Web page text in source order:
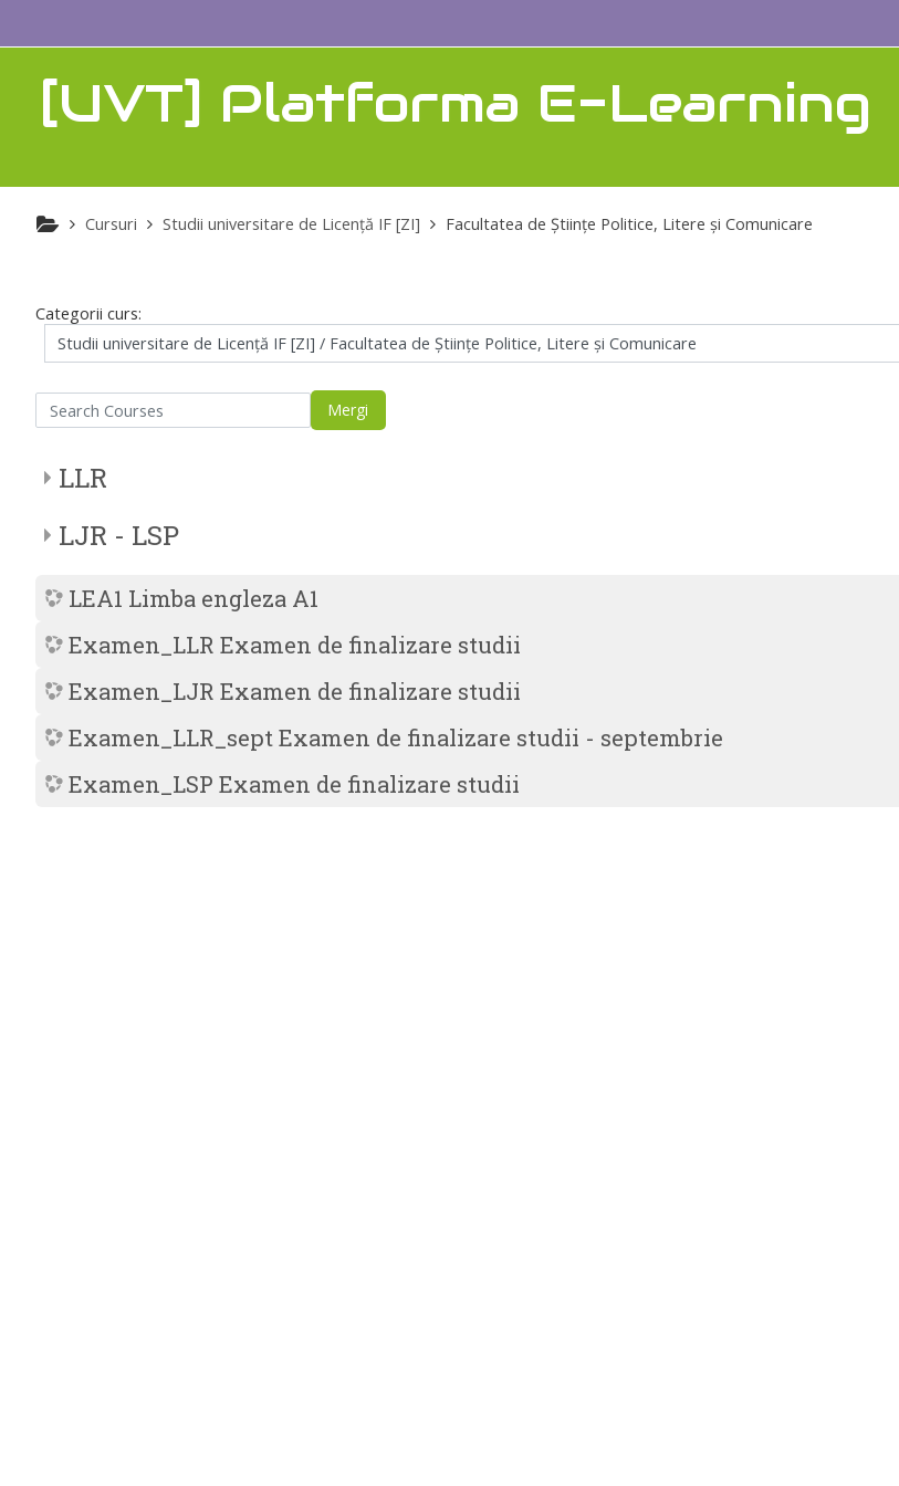
[UVT] Platforma E-Learning
Cursuri Studii universitare de Licenţă IF [ZI] Facultatea de Ştiinţe Politice, Litere şi Comunicare
Categorii curs:
Courses
Mergi
LLR
LJR - LSP
LEA1 Limba engleza A1
Examen_LLR Examen de finalizare studii
Examen_LJR Examen de finalizare studii
Examen_LLR_sept Examen de finalizare studii - septembrie
Examen_LSP Examen de finalizare studii